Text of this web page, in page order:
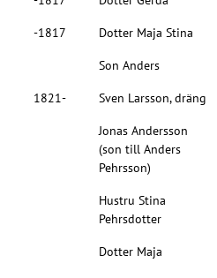
-1817 Dotter Maja Stina
Son Anders
1821- Sven Larsson, dräng
Jonas Andersson
(son till Anders
Pehrsson)
Hustru Stina
Pehrsdotter
Dotter Maja